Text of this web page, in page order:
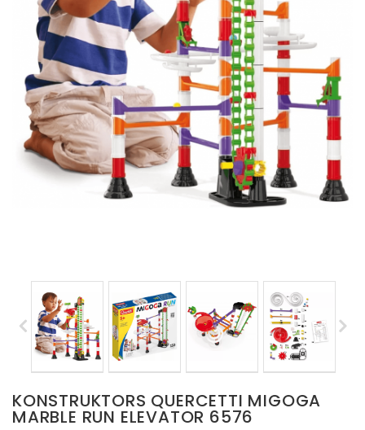
KONSTRUKTORS QUERCETTI MIGOGA
MARBLE RUN ELEVATOR 6576